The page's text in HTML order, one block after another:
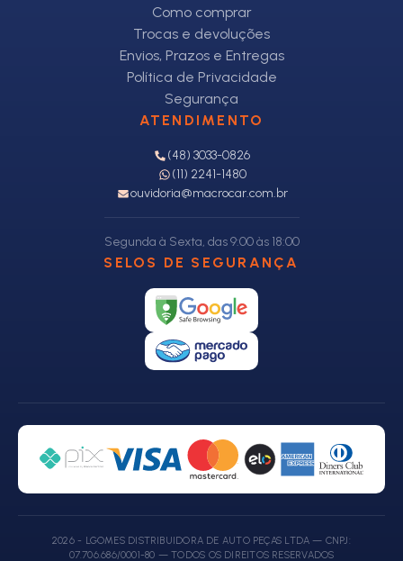
Como comprar
Trocas e devoluções
Envios, Prazos e Entregas
Política de Privacidade
Segurança
ATENDIMENTO
(48) 3033-0826
(11) 2241-1480
ouvidoria@macrocar.com.br
Segunda à Sexta, das 9:00 às 18:00
SELOS DE SEGURANÇA
2026 - LGOMES DISTRIBUIDORA DE AUTO PEÇAS LTDA — CNPJ:
07.706.686/0001-80 — TODOS OS DIREITOS RESERVADOS